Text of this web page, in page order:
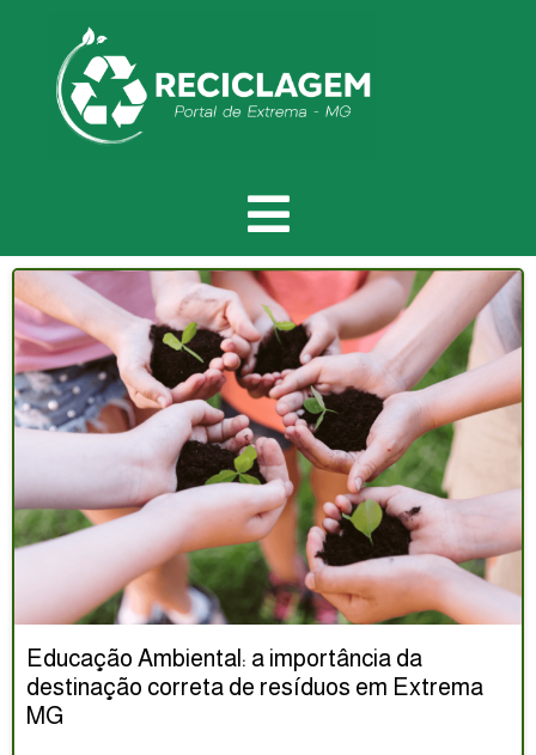
Educação Ambiental: a importância da
destinação correta de resíduos em Extrema
MG